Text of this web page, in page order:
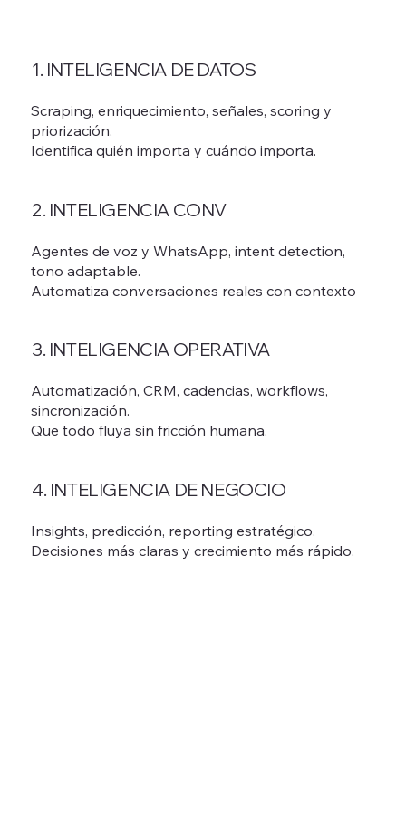
1. INTELIGENCIA DE DATOS
Scraping, enriquecimiento, señales, scoring y
priorización.
Identifica quién importa y cuándo importa.
2. INTELIGENCIA CONV
Agentes de voz y WhatsApp, intent detection,
tono adaptable.
Automatiza conversaciones reales con contexto
3. INTELIGENCIA OPERATIVA
Automatización, CRM, cadencias, workflows,
sincronización.
Que todo fluya sin fricción humana.
4. INTELIGENCIA DE NEGOCIO
Insights, predicción, reporting estratégico.
Decisiones más claras y crecimiento más rápido.